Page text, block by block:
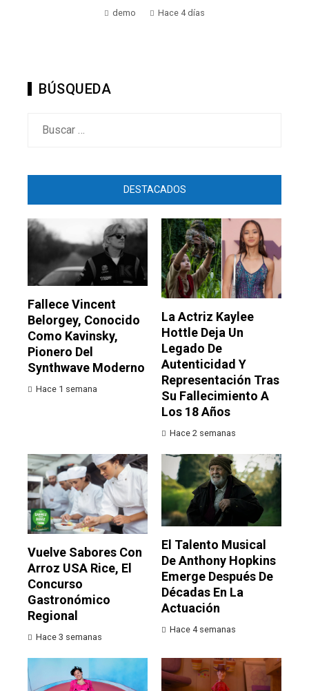
demo Hace 4 días
BÚSQUEDA
DESTACADOS
Fallece Vincent
Belorgey, Conocido
Como Kavinsky,
Pionero Del
Synthwave Moderno
Hace 1 semana
La Actriz Kaylee
Hottle Deja Un
Legado De
Autenticidad Y
Representación Tras
Su Fallecimiento A
Los 18 Años
Hace 2 semanas
Vuelve Sabores Con
Arroz USA Rice, El
Concurso
Gastronómico
Regional
Hace 3 semanas
El Talento Musical
De Anthony Hopkins
Emerge Después De
Décadas En La
Actuación
Hace 4 semanas